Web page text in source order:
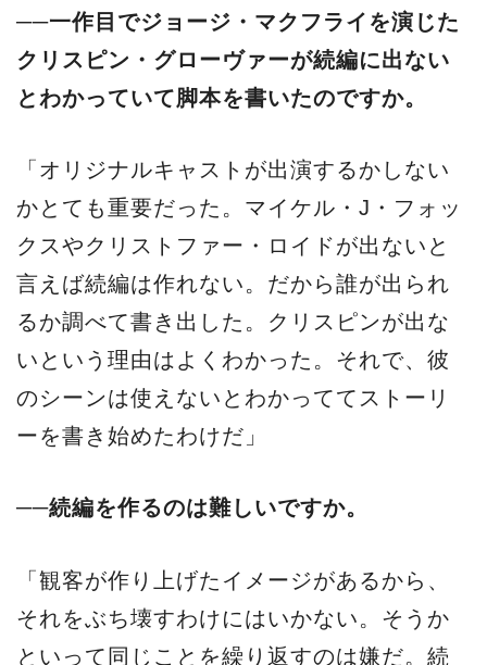
──一作目でジョージ・マクフライを演じた
クリスピン・グローヴァーが続編に出ない
とわかっていて脚本を書いたのですか。
「オリジナルキャストが出演するかしない
かとても重要だった。マイケル・J・フォッ
クスやクリストファー・ロイドが出ないと
言えば続編は作れない。だから誰が出られ
るか調べて書き出した。クリスピンが出な
いという理由はよくわかった。それで、彼
のシーンは使えないとわかっててストーリ
ーを書き始めたわけだ」
──続編を作るのは難しいですか。
「観客が作り上げたイメージがあるから、
それをぶち壊すわけにはいかない。そうか
といって同じことを繰り返すのは嫌だ。続